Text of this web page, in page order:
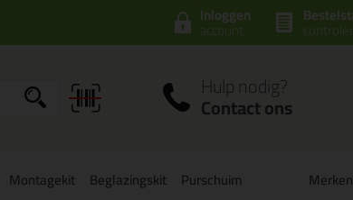
Inloggen
account
Hulp nodig?
Contact ons
Montagekit Beglazingskit Purschuim Merken